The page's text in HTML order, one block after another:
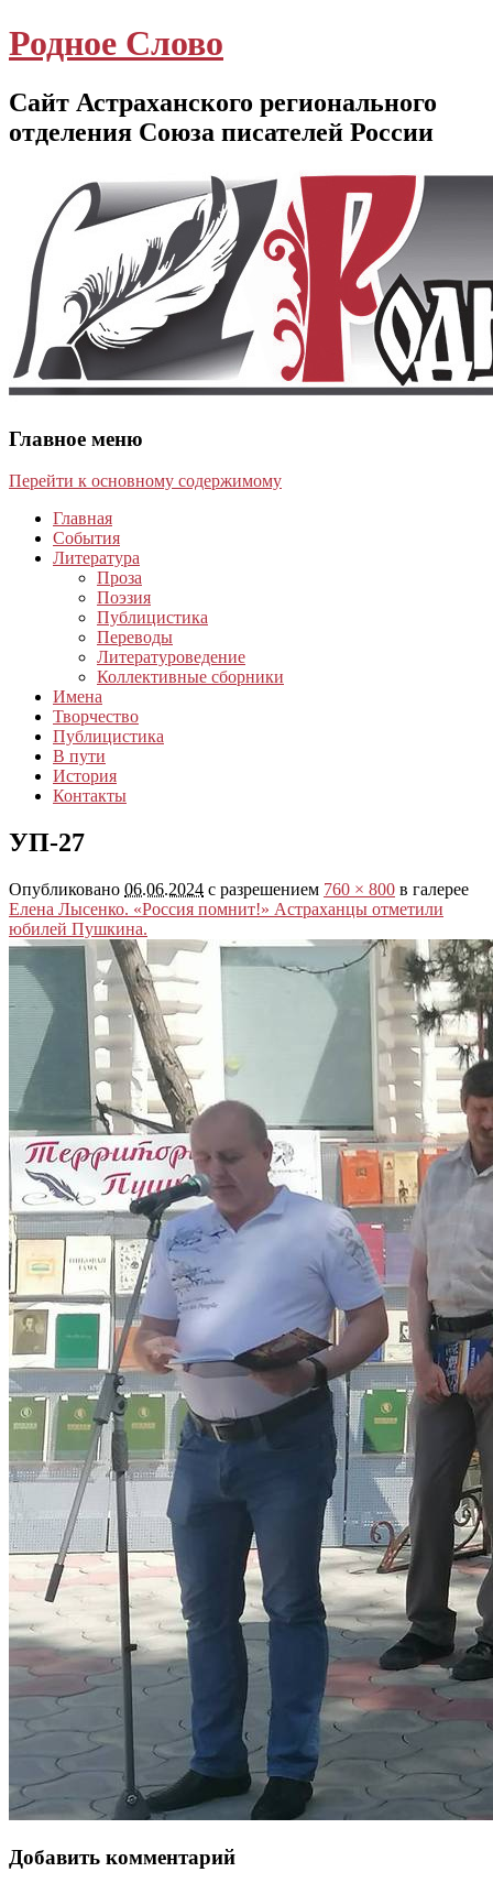
Родное Слово
Сайт Астраханского регионального
отделения Союза писателей России
Главное меню
Перейти к основному содержимому
Главная
События
Литература
Проза
Поэзия
Публицистика
Переводы
Литературоведение
Коллективные сборники
Имена
Творчество
Публицистика
В пути
История
Контакты
УП-27
Опубликовано 06.06.2024 с разрешением 760 × 800 в галерее
Елена Лысенко. «Россия помнит!» Астраханцы отметили
юбилей Пушкина.
Добавить комментарий